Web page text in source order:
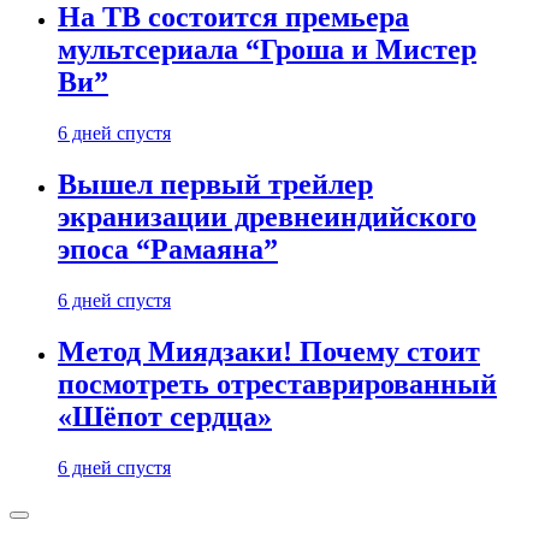
На ТВ состоится премьера
мультсериала “Гроша и Мистер
Ви”
6 дней спустя
Вышел первый трейлер
экранизации древнеиндийского
эпоса “Рамаяна”
6 дней спустя
Метод Миядзаки! Почему стоит
посмотреть отреставрированный
«Шёпот сердца»
6 дней спустя